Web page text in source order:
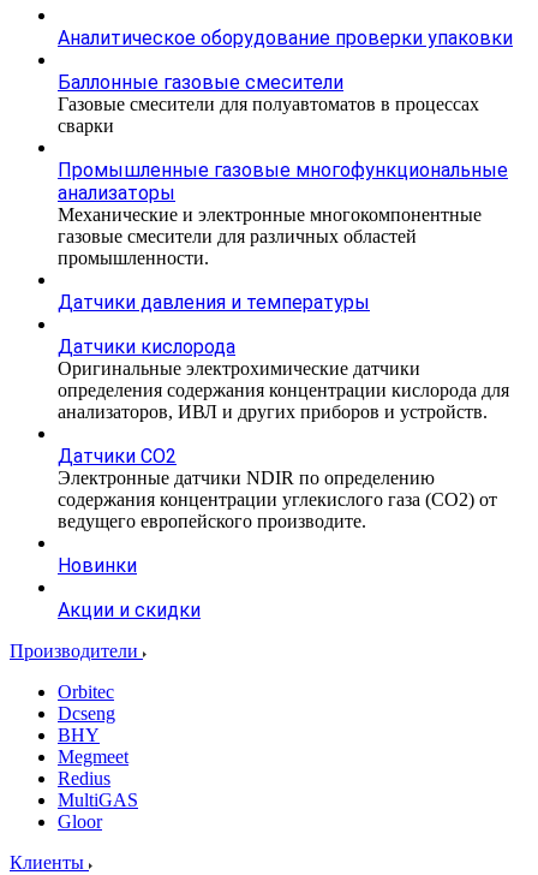
Аналитическое оборудование проверки упаковки
Баллонные газовые смесители
Газовые смесители для полуавтоматов в процессах
сварки
Промышленные газовые многофункциональные
анализаторы
Механические и электронные многокомпонентные
газовые смесители для различных областей
промышленности.
Датчики давления и температуры
Датчики кислорода
Оригинальные электрохимические датчики
определения содержания концентрации кислорода для
анализаторов, ИВЛ и других приборов и устройств.
Датчики CO2
Электронные датчики NDIR по определению
содержания концентрации углекислого газа (СО2) от
ведущего европейского производите.
Новинки
Акции и скидки
Производители
Orbitec
Dcseng
BHY
Megmeet
Redius
MultiGAS
Gloor
Клиенты